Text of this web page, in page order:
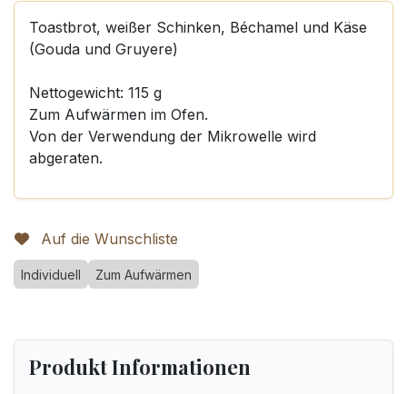
Toastbrot, weißer Schinken, Béchamel und Käse
(Gouda und Gruyere)
Nettogewicht: 115 g
Zum Aufwärmen im Ofen.
Von der Verwendung der Mikrowelle wird
abgeraten.
Auf die Wunschliste
Individuell Zum Aufwärmen
Produkt Informationen